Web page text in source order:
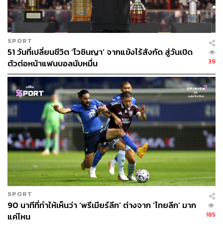
SPORT
51 วันที่เปลี่ยนชีวิต ‘โวซินญา’ จากแข้งไร้สังกัด สู่วันเปิด
ตัวต่อหน้าแฟนบอลนับหมื่น
39
SPORT
90 นาทีที่ทำให้เห็นว่า ‘พรีเมียร์ลีก’ ต่างจาก ‘ไทยลีก’ มาก
แค่ไหน
185